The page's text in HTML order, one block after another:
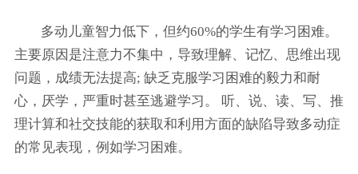
多动儿童智力低下，但约60%的学生有学习困难。
主要原因是注意力不集中，导致理解、记忆、思维出现
问题，成绩无法提高; 缺乏克服学习困难的毅力和耐
心，厌学，严重时甚至逃避学习。 听、说、读、写、推
理计算和社交技能的获取和利用方面的缺陷导致多动症
的常见表现，例如学习困难。